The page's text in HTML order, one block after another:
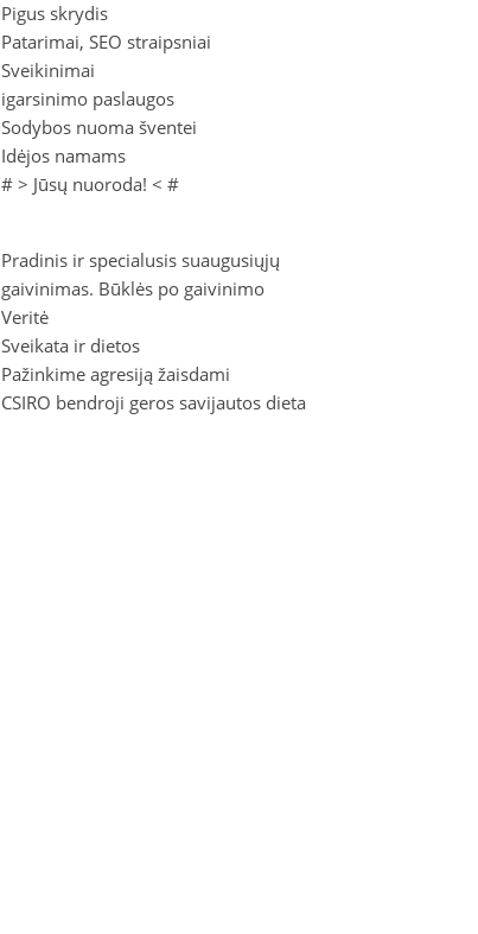
Pigus skrydis
Patarimai, SEO straipsniai
Sveikinimai
igarsinimo paslaugos
Sodybos nuoma šventei
Idėjos namams
# > Jūsų nuoroda! < #
Pradinis ir specialusis suaugusiųjų
gaivinimas. Būklės po gaivinimo
Veritė
Sveikata ir dietos
Pažinkime agresiją žaisdami
CSIRO bendroji geros savijautos dieta